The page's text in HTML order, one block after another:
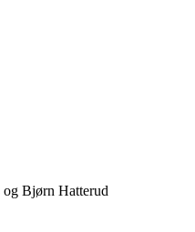
Bjørn Hatterud